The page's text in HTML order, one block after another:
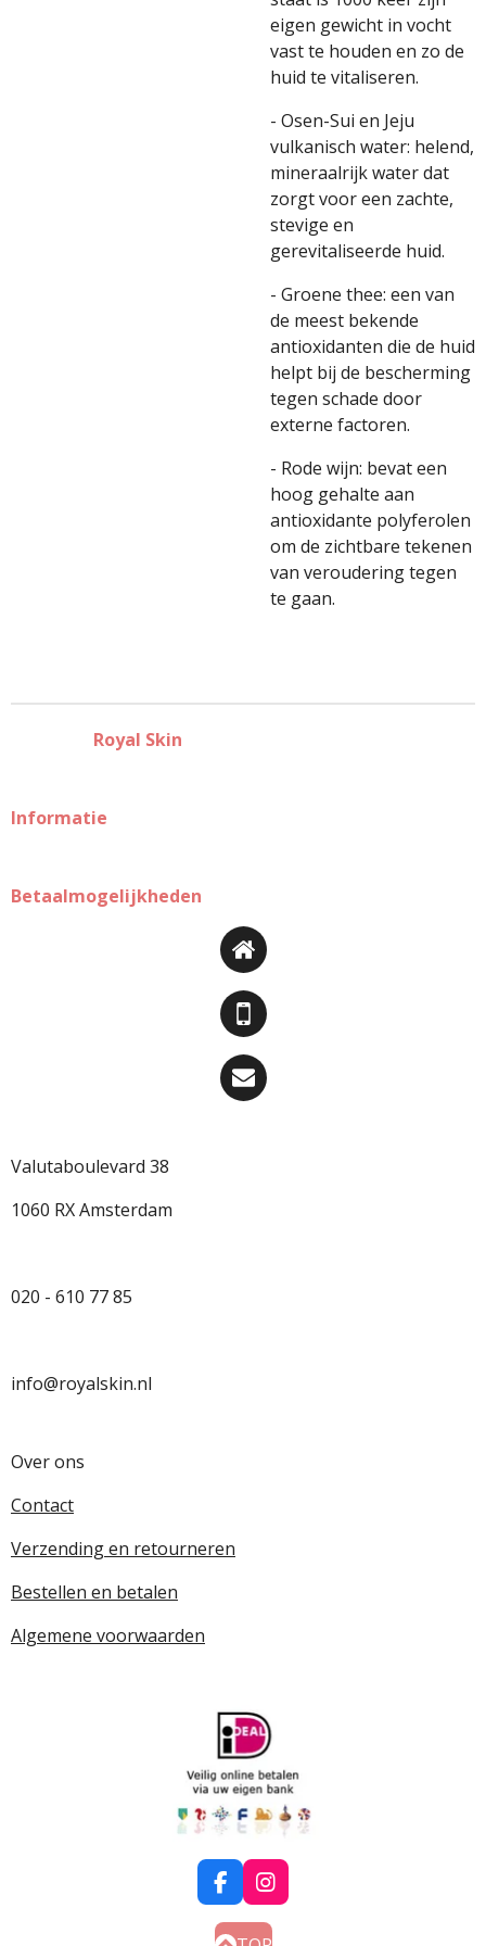
eigen gewicht in vocht
vast te houden en zo de
huid te vitaliseren.
- Osen-Sui en Jeju
vulkanisch water: helend,
mineraalrijk water dat
zorgt voor een zachte,
stevige en
gerevitaliseerde huid.
- Groene thee: een van
de meest bekende
antioxidanten die de huid
helpt bij de bescherming
tegen schade door
externe factoren.
- Rode wijn: bevat een
hoog gehalte aan
antioxidante polyferolen
om de zichtbare tekenen
van veroudering tegen
te gaan.
Royal Skin
Informatie
Betaalmogelijkheden
Valutaboulevard 38
1060 RX Amsterdam
020 - 610 77 85
info@royalskin.nl
Over ons
Contact
Verzending en retourneren
Bestellen en betalen
Algemene voorwaarden
F
a
c
I
n
s